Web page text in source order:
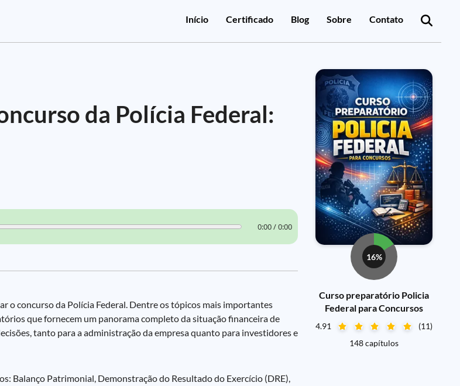
Início Certificado Blog Sobre Contato
da Polícia Federal:
0:00 / 0:00
o concurso da Polícia Federal. Dentre os tópicos mais importantes
que fornecem um panorama completo da situação financeira de
tanto para a administração da empresa quanto para investidores e
Balanço Patrimonial, Demonstração do Resultado do Exercício (DRE),
16%
Curso preparatório Policia
Federal para Concursos
4.91
(11)
148 capítulos